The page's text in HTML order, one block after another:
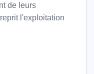
de leurs
l'exploitation